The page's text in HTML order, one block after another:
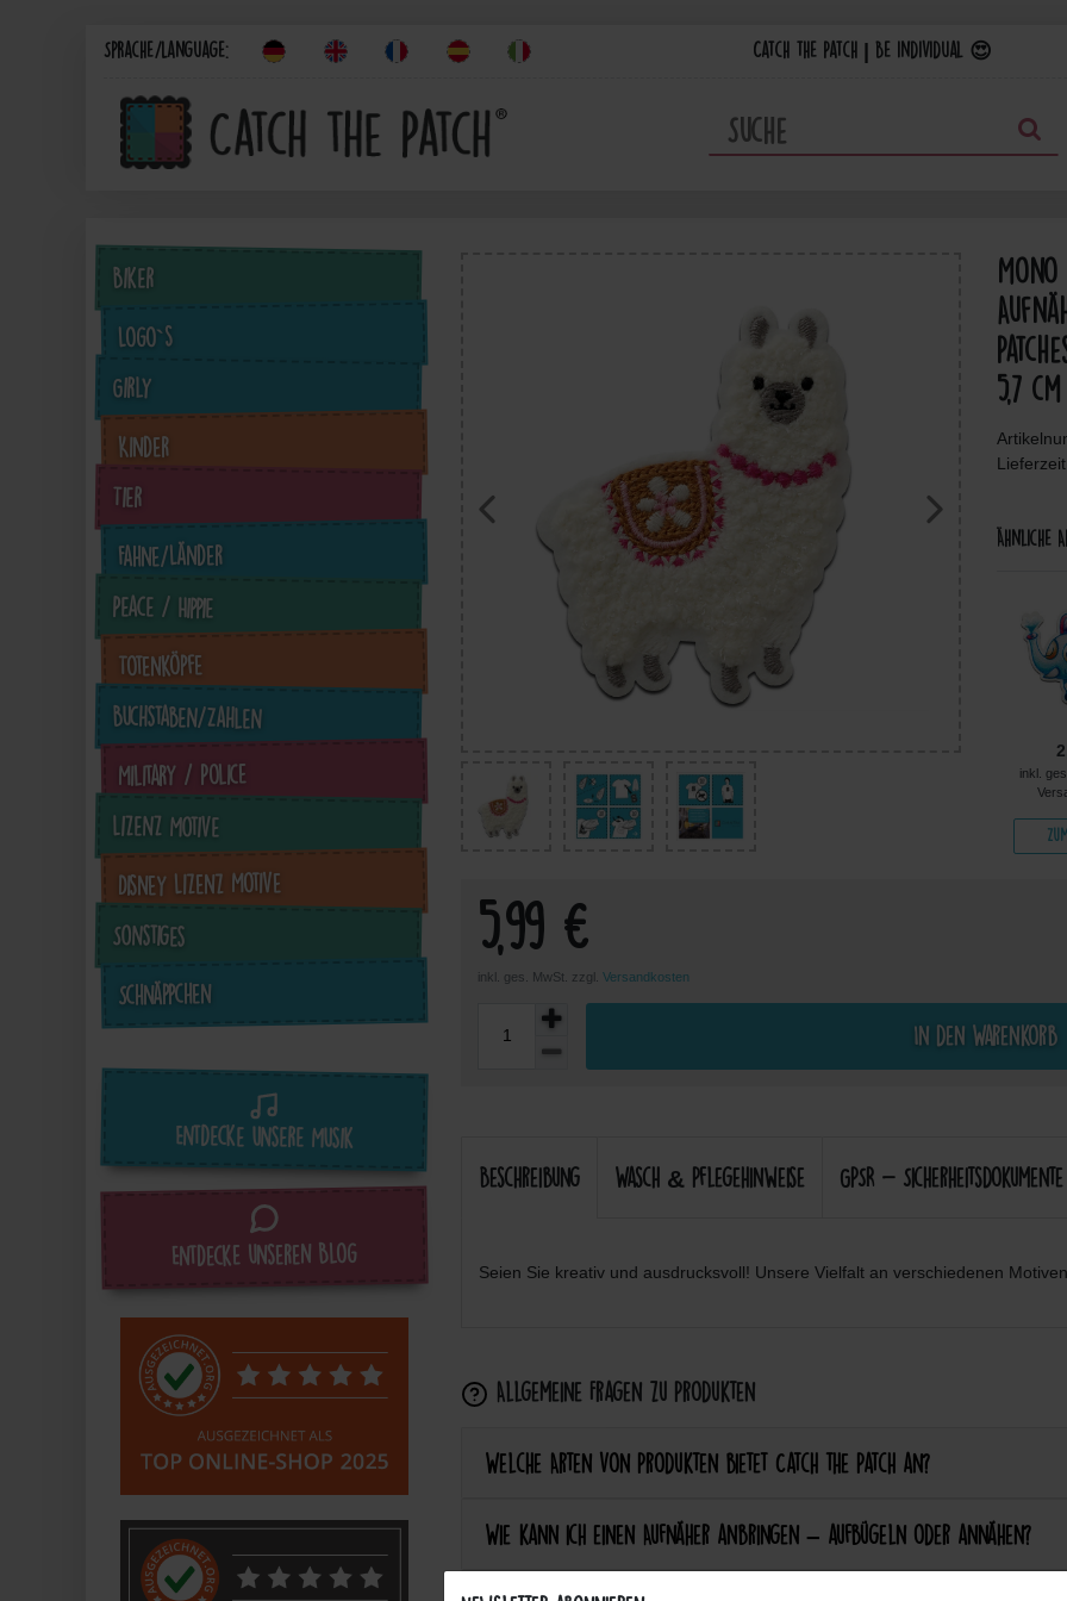
Sprache/Language: Catch the Patch | Be individual 😍
Biker
Logo`s
Girly
Kinder
Tier
Fahne/Länder
Peace / Hippie
Totenköpfe
Buchstaben/Zahlen
Military / Police
Lizenz Motive
Disney Lizenz Motive
Sonstiges
Schnäppchen
Entdecke unsere Musik
Entdecke unseren Blog
5,7 cm
Ähnliche
4,49 €
inkl. ges. MwSt. zzgl.
Versandkosten
inkl. ges. MwSt. zzgl.
Versandkosten
Zum Artikel
inkl. ges. MwSt. zzgl.
Versandkosten
Zum Artikel
inkl. ges. MwSt. zzgl.
Versandkosten
inkl.
5,99 €
inkl. ges. MwSt. zzgl. Versandkosten
In den Warenkorb
Beschreibung Wasch & Pflegehinweise GPSR - Sicherheitsdokumente
Seien Sie kreativ und ausdrucksvoll! Unsere Vielfalt an verschiedenen
Allgemeine Fragen zu Produkten
Welche Arten von Produkten bietet Catch the Patch an?
Wie kann ich einen Aufnäher anbringen – aufbügeln oder annähen?